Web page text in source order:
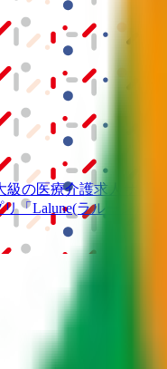
級の医療介護求人サイト
リ「Lalune(ラルーン)」